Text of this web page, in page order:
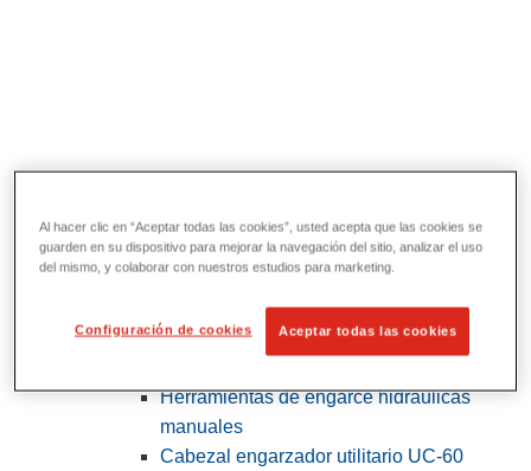
Herramientas de servicios públicos y de
View All Herramientas de servicios
Herramientas de engarce hidráulicas
manuales
Cabezal engarzador utilitario UC-60
Al hacer clic en “Aceptar todas las cookies”, usted acepta que las cookies se
guarden en su dispositivo para mejorar la navegación del sitio, analizar el uso
del mismo, y colaborar con nuestros estudios para marketing.
Configuración de cookies Aceptar todas las cookies